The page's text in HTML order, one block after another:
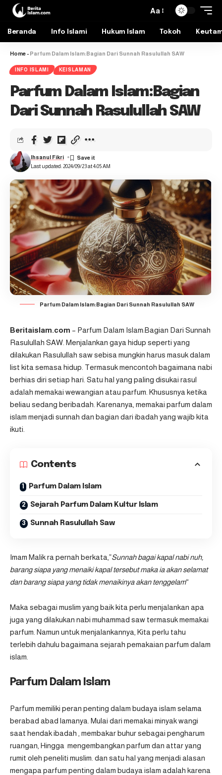
Aa
Beranda Info Islami Hukum Islam Tokoh
Home - Parfum Dalam Islam:Bagian Dari Sunnah Rasulullah SAW
INFO ISLAMI KEISLAMAN
Parfum Dalam Islam:Bagian
Dari Sunnah Rasulullah SAW
Last updated: 2024/09/23 at 4:05 AM
Ihsanul Fikri
Parfum Dalam Islam:Bagian Dari Sunnah Rasulullah SAW
Beritaislam.com – Parfum Dalam Islam:Bagian Dari Sunnah
Rasulullah SAW. Menjalankan gaya hidup seperti yang
dilakukan Rasulullah saw sebisa mungkin harus masuk dalam
list kita semasa hidup. Termasuk mencontoh bagaimana nabi
berhias diri setiap hari. Satu hal yang paling disukai rasul
adalah memakai wewangian atau parfum. Khususnya ketika
beliau sedang beribadah. Karenanya, memakai parfum dalam
islam menjadi sunnah dan bagian dari ibadah yang wajib kita
ikuti.
Contents
Parfum Dalam Islam
Sejarah Parfum Dalam Kultur Islam
Sunnah Rasulullah Saw
Imam Malik ra pernah berkata,”Sunnah bagai kapal nabi nuh,
barang siapa yang menaiki kapal tersebut maka ia akan selamat
dan barang siapa yang tidak menaikinya akan tenggelam“
Maka sebagai muslim yang baik kita perlu menjalankan apa
juga yang dilakukan nabi muhammad saw termasuk memakai
parfum. Namun untuk menjalankannya, Kita perlu tahu
terlebih dahulu bagaimana sejarah pemakaian parfum dalam
islam.
Parfum Dalam Islam
Parfum memiliki peran penting dalam budaya islam selama
berabad abad lamanya. Mulai dari memakai minyak wangi
saat hendak ibadah , membakar buhur sebagai pengharum
ruangan, Hingga mengembangkan parfum dan attar yang
rumit oleh peneliti muslim. dan satu hal yang menjadi alasan
mengapa parfum penting dalam budaya islam adalah karena